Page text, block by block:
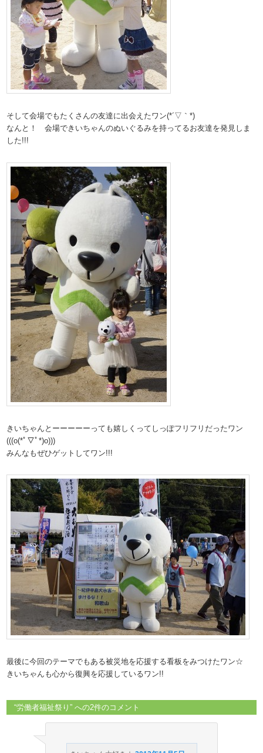
そして会場でもたくさんの友達に出会えたワン(*´▽｀*)
なんと！ 会場できいちゃんのぬいぐるみを持ってるお友達を発見しま
した!!!
きいちゃんとーーーーーっても嬉しくってしっぽフリフリだったワン
(((o(*ﾟ▽ﾟ*)o)))
みんなもぜひゲットしてワン!!!
最後に今回のテーマでもある被災地を応援する看板をみつけたワン☆
きいちゃんも心から復興を応援しているワン!!
“労働者福祉祭り” への2件のコメント